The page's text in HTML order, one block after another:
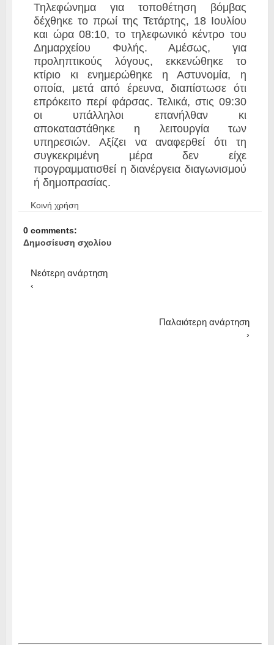
Τηλεφώνημα για τοποθέτηση βόμβας
δέχθηκε το πρωί της Τετάρτης, 18 Ιουλίου
και ώρα 08:10, το τηλεφωνικό κέντρο του
Δημαρχείου Φυλής. Αμέσως, για
προληπτικούς λόγους, εκκενώθηκε το
κτίριο κι ενημερώθηκε η Αστυνομία, η
οποία, μετά από έρευνα, διαπίστωσε ότι
επρόκειτο περί φάρσας. Τελικά, στις 09:30
οι υπάλληλοι επανήλθαν κι
αποκαταστάθηκε η λειτουργία των
υπηρεσιών. Αξίζει να αναφερθεί ότι τη
συγκεκριμένη μέρα δεν είχε
προγραμματισθεί η διανέργεια διαγωνισμού
ή δημοπρασίας.
Κοινή χρήση
0 comments:
Δημοσίευση σχολίου
Νεότερη ανάρτηση
‹
Παλαιότερη ανάρτηση
›